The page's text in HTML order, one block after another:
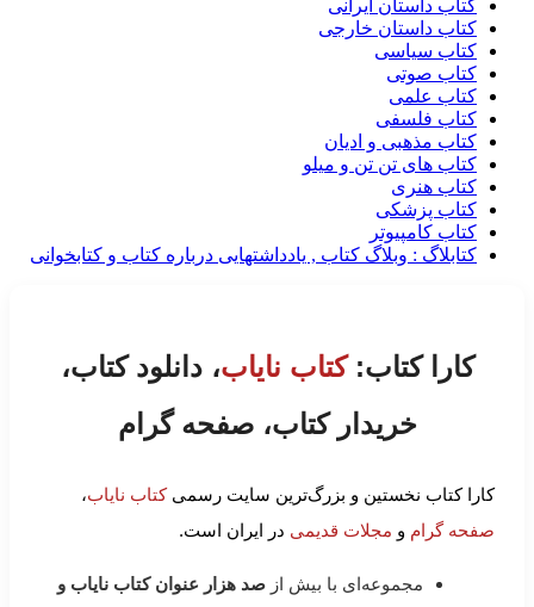
کتاب داستان ایرانی
کتاب داستان خارجی
کتاب سیاسی
کتاب صوتی
کتاب علمی
کتاب فلسفی
کتاب مذهبی و ادیان
کتاب های تن تن و میلو
کتاب هنری
کتاب پزشکی
کتاب کامپیوتر
کتابلاگ : وبلاگ کتاب , یادداشتهایی درباره کتاب و کتابخوانی
کارا کتاب:کتاب نایاب، دانلود کتاب،
خریدار کتاب، صفحه گرام
کارا کتاب نخستین و بزرگ‌ترین سایت رسمیکتاب نایاب،
صفحه گرام و مجلات قدیمی در ایران است.
مجموعه‌ای با بیش از صد هزار عنوان کتاب نایاب و